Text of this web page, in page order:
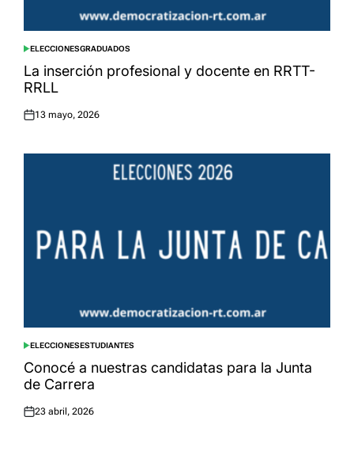
POSTED
IN
ELECCIONESGRADUADOS
La inserción profesional y docente en RRTT-
RRLL
Posted
13 mayo, 2026
POSTED
IN
ELECCIONESESTUDIANTES
Conocé a nuestras candidatas para la Junta
de Carrera
Posted
23 abril, 2026